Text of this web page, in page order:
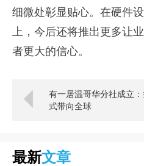
细微处彰显贴心。在硬件
上，今后还将推出更多让
者更大的信心。
有一居温哥华分社成立
式带向全球
最新文章